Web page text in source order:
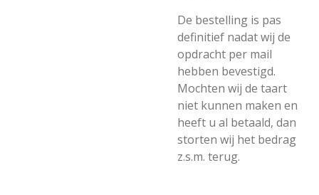
De bestelling is pas
definitief nadat wij de
opdracht per mail
hebben bevestigd.
Mochten wij de taart
niet kunnen maken en
heeft u al betaald, dan
storten wij het bedrag
z.s.m. terug.